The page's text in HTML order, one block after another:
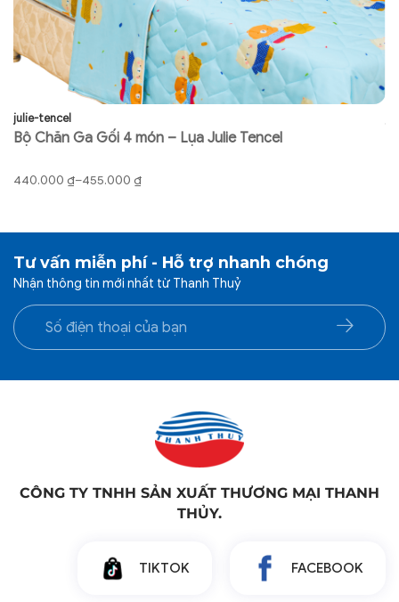
lệch 3%-5% về màu sắc, ánh sáng cũng như các yêu tố
khác.
julie-tencel
Bộ Chăn Ga Gối 4 món – Lụa Julie Tencel
440.000 ₫–455.000 ₫
Khoảng
đến
455.000 ₫
Tư vấn miễn phí - Hỗ trợ nhanh chóng
Nhận thông tin mới nhất từ Thanh Thuỷ
CÔNG TY TNHH SẢN XUẤT THƯƠNG MẠI THANH
THỦY.
TIKTOK FACEBOOK